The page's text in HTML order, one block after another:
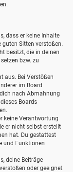
dass er keine Inhalte
guten Sitten verstoßen.
besitzt, die in deinen
bzw. zu
aus. Bei Verstößen
im Board
nach Abmahnung
Boards
keine Verantwortung
er nicht selbst erstellt
hat. Du gestattest
und Funktionen
deine Beiträge
oder geeignet